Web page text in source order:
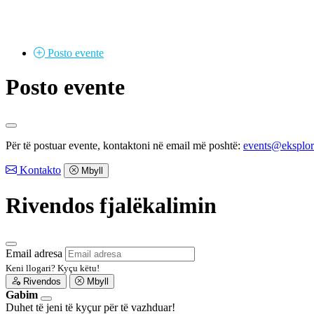
Posto evente
Posto evente
Për të postuar evente, kontaktoni në email më poshtë:
Kontakto Mbyll
Rivendos fjalëkalimin
Email adresa
Keni llogari? Kyçu këtu!
Rivendos
Mbyll
Gabim
Duhet të jeni të kyçur për të vazhduar!